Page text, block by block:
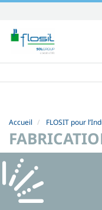
au
contenu.
|
à
Accueil FLOSIT pour